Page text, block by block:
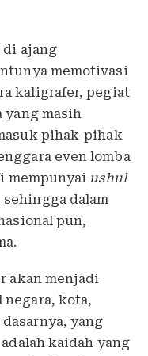
di ajang
memotivasi
kaligrafer, pegiat
yang masih
pihak-pihak
even lomba
mempunyai ushul
sehingga dalam
pun,
akan menjadi
negara, kota,
yang
kaidah yang